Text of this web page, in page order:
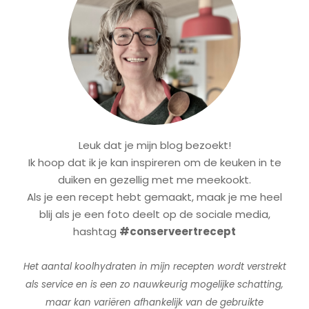
Leuk dat je mijn blog bezoekt!
Ik hoop dat ik je kan inspireren om de keuken in te
duiken en gezellig met me meekookt.
Als je een recept hebt gemaakt, maak je me heel
blij als je een foto deelt op de sociale media,
hashtag #conserveertrecept
Het aantal koolhydraten in mijn recepten wordt verstrekt
als service en is een zo nauwkeurig mogelijke schatting,
maar kan variëren afhankelijk van de gebruikte